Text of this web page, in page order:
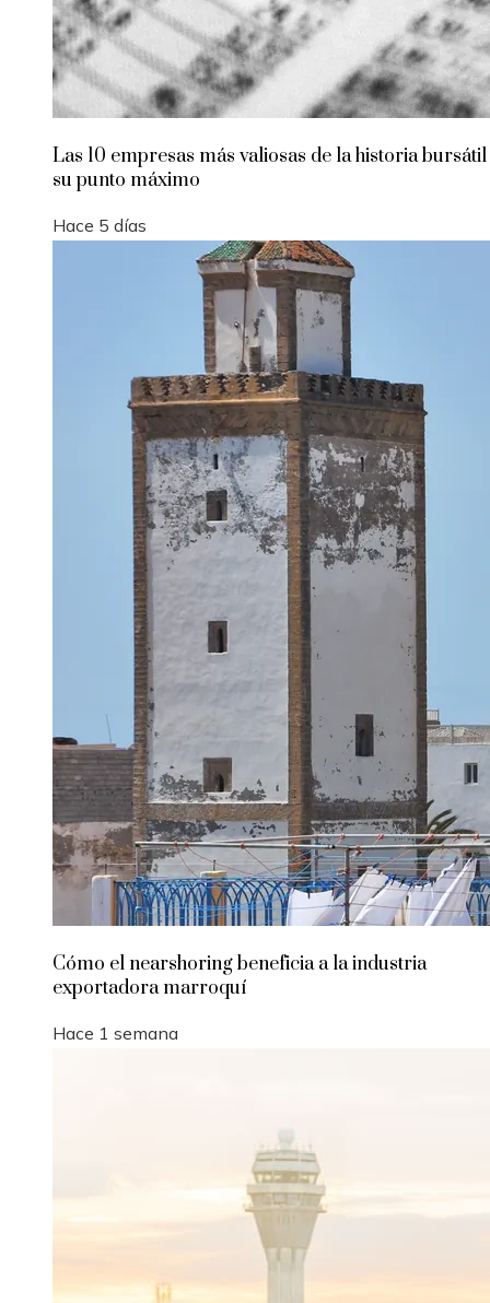
Las 10 empresas más valiosas de la historia
su punto máximo
Hace 5 días
Cómo el nearshoring beneficia a la industria
exportadora marroquí
Hace 1 semana